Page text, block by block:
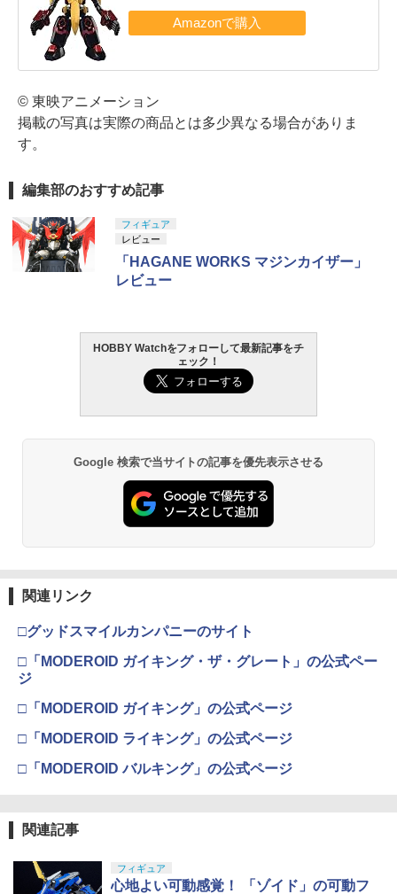
© 東映アニメーション
掲載の写真は実際の商品とは多少異なる場合がありま
す。
編集部のおすすめ記事
フィギュア
レビュー
「HAGANE WORKS マジンカイザー」
レビュー
HOBBY Watchをフォローして最新記事をチ
ェック！
Google 検索で当サイトの記事を優先表示させる
関連リンク
□グッドスマイルカンパニーのサイト
□「MODEROID ガイキング・ザ・グレート」の公式ペー
ジ
□「MODEROID ガイキング」の公式ページ
□「MODEROID ライキング」の公式ページ
□「MODEROID バルキング」の公式ページ
関連記事
フィギュア
心地よい可動感覚！ 「ゾイド」の可動フ